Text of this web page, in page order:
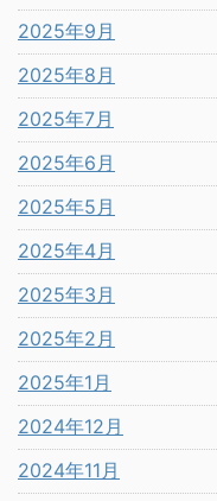
2025年9月
2025年8月
2025年7月
2025年6月
2025年5月
2025年4月
2025年3月
2025年2月
2025年1月
2024年12月
2024年11月